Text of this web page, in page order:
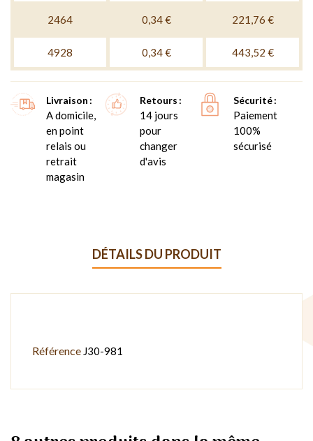
2464 0,34 € 221,76 €
4928 0,34 € 443,52 €
Livraison
A domicile,
en point
relais ou
retrait
magasin
Retours
14 jours
pour
changer
d'avis
Sécurité
Paiement
100%
sécurisé
DÉTAILS DU PRODUIT
Référence J30-981